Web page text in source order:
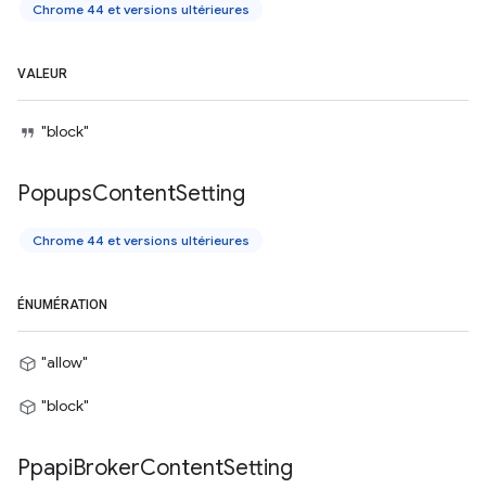
Chrome 44 et versions ultérieures
VALEUR
"block"
PopupsContentSetting
Chrome 44 et versions ultérieures
ÉNUMÉRATION
"allow"
"block"
PpapiBrokerContentSetting